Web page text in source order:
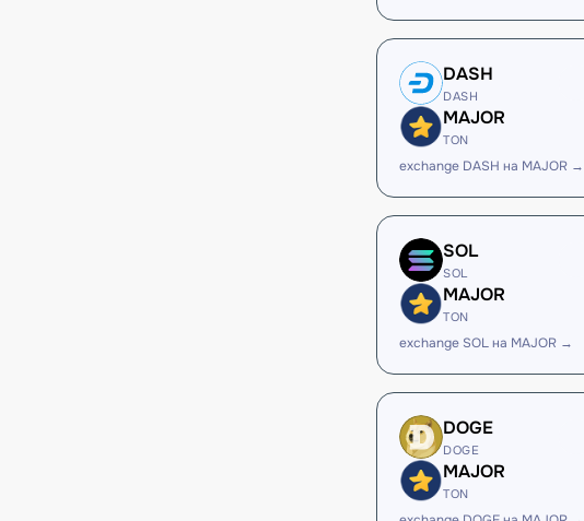
DASH
DASH
MAJOR
TON
exchange DASH на MAJOR →
SOL
SOL
MAJOR
TON
exchange SOL на MAJOR →
DOGE
DOGE
MAJOR
TON